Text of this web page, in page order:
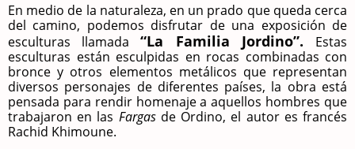
En medio de la naturaleza, en un prado que queda cerca
del camino, podemos disfrutar de una exposición de
esculturas llamada“La Familia Jordino”. Estas
esculturas están esculpidas en rocas combinadas con
bronce y otros elementos metálicos que representan
diversos personajes de diferentes países, la obra está
pensada para rendir homenaje a aquellos hombres que
trabajaron en las Fargasde Ordino, el autor es francés
Rachid Khimoune.